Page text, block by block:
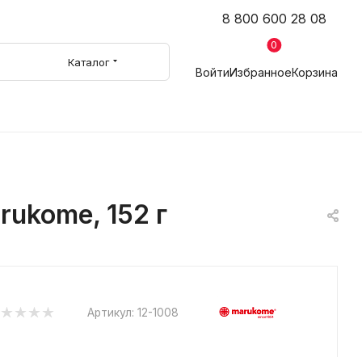
8 800 600 28 08
Каталог
ВойтиИзбранное
0
Корзина
152 г
Артикул: 12-1008